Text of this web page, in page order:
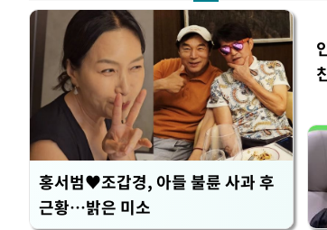
홍서범♥조갑경, 아들 불륜 사과 후
근황…밝은 미소